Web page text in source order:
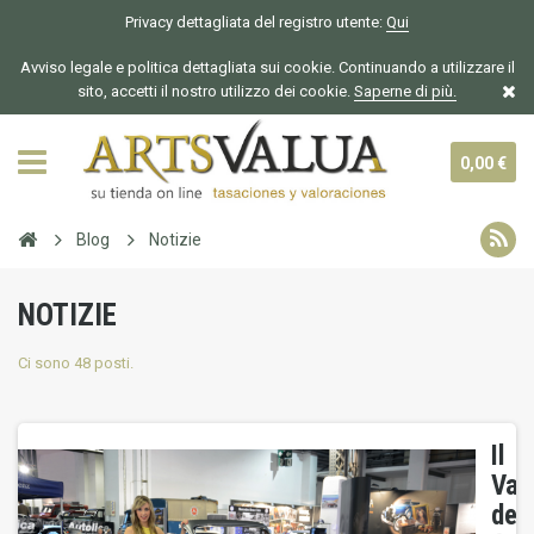
Privacy dettagliata del registro utente: Qui
Avviso legale e politica dettagliata sui cookie. Continuando a utilizzare il
sito, accetti il nostro utilizzo dei cookie. Saperne di più.
0,00 €
Blog Notizie
NOTIZIE
Ci sono 48 posti.